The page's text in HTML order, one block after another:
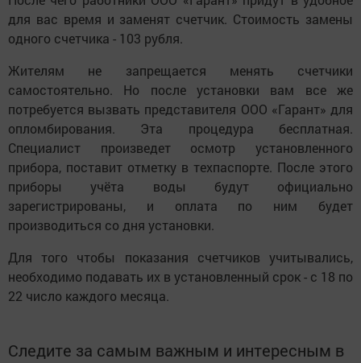
для вас время и заменят счетчик. Стоимость замены
одного счетчика - 103 рубля.
Жителям не запрещается менять счетчики
самостоятельно. Но после установки вам все же
потребуется вызвать представителя ООО «Гарант» для
опломбирования. Эта процедура бесплатная.
Специалист произведет осмотр установленного
прибора, поставит отметку в техпаспорте. После этого
приборы учёта воды будут официально
зарегистрированы, и оплата по ним будет
производиться со дня установки.
Для того чтобы показания счетчиков учитывались,
необходимо подавать их в установленный срок - с 18 по
22 число каждого месяца.
Следите за самым важным и интересным в